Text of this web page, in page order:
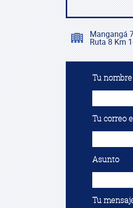
Mangangá
Ruta 8 Km
Tu
Tu correo
Asunto
Tu